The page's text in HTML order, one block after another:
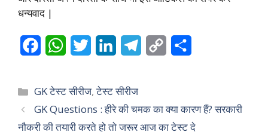
धन्यवाद |
c
e
b
W
a
t
s
i
t
t
n
k
e
e
g
y
L
r
e
Categories
GK टेस्ट सीरीज,टेस्ट सीरीज
GK Questions : हीरे की चमक का क्या कारण हैं? सरकारी
नौकरी की तयारी करते हो तो जरूर आज का टेस्ट दे